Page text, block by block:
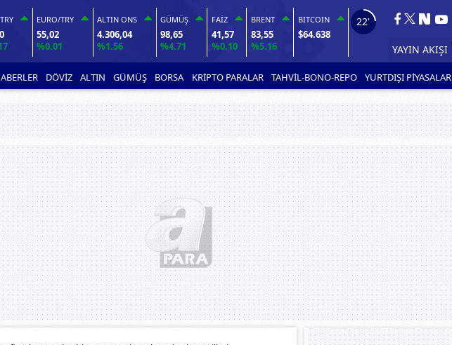
EURO/TRY
55,02
%0.01
ALTIN ONS
4.306,04
%1.56
GÜMÜŞ
98,65
%4.71
FAİZ
41,57
%0.10
BRENT
83,55
%5.16
BITCOIN
$64.638
21'
YAYIN AKIŞI
DÖVİZ ALTIN GÜMÜŞ BORSA KRİPTO PARALAR TAHVİL-BONO-REPO YURTDIŞI PİYASALAR